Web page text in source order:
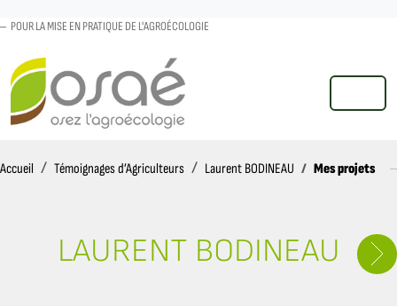
POUR LA MISE EN PRATIQUE DE L'AGROÉCOLOGIE
MENU
Accueil AccueilTémoignages d’Agriculteurs Laurent BODINEAU Mes projets
LAURENT BODINEAU